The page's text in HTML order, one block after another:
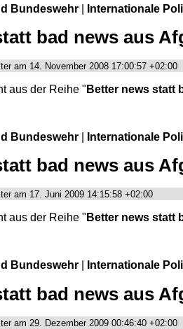
Bundeswehr Internationale
bad news aus
am 14. November 2008 17:00:57 +02:00
aus der Reihe " Better news statt
Bundeswehr Internationale
bad news aus
am 17. Juni 2009 14:15:58 +02:00
aus der Reihe " Better news statt
Bundeswehr Internationale
bad news aus
am 29. Dezember 2009 00:46:40 +02:00